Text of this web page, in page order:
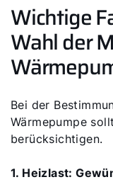
Wichtige
Wahl der
Bei der
Wärmepumpe
berücksichtigen.
1. Heizlast: